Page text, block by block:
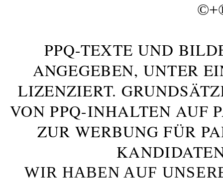
©+
PPQ-TEXTE UND
ANGEGEBEN, UNTER
LIZENZIERT.
VON PPQ-INHALTEN AUF
ZUR WERBUNG FÜR
WIR HABEN AUF